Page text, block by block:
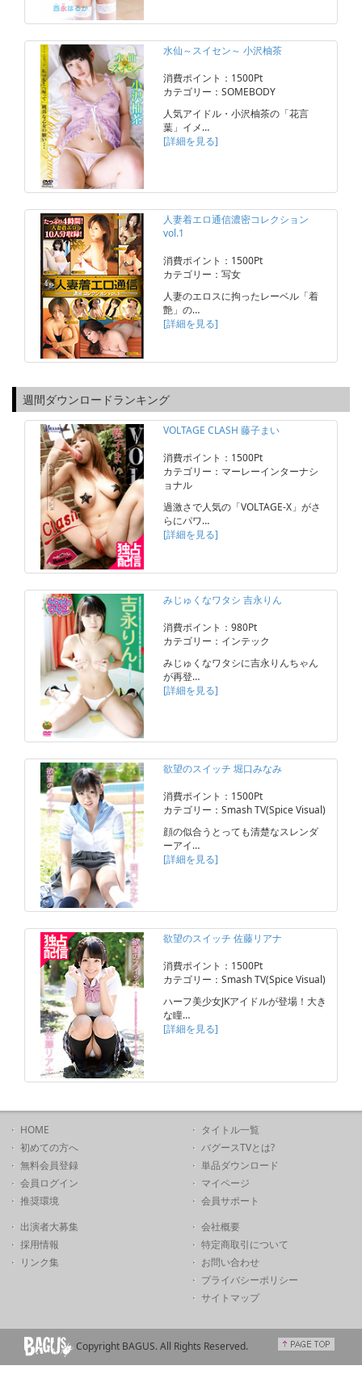
水仙～スイセン～ 小沢柚茶
消費ポイント：1500Pt
カテゴリー：SOMEBODY
人気アイドル・小沢柚茶の「花言
葉」イメ…
[詳細を見る]
人妻着エロ通信濃密コレクション
vol.1
消費ポイント：1500Pt
カテゴリー：写女
人妻のエロスに拘ったレーベル「着
艶」の…
[詳細を見る]
週間ダウンロードランキング
VOLTAGE CLASH 藤子まい
消費ポイント：1500Pt
カテゴリー：マーレーインターナシ
ョナル
過激さで人気の「VOLTAGE-X」がさ
らにパワ…
[詳細を見る]
みじゅくなワタシ 吉永りん
消費ポイント：980Pt
カテゴリー：インテック
みじゅくなワタシに吉永りんちゃん
が再登…
[詳細を見る]
欲望のスイッチ 堀口みなみ
消費ポイント：1500Pt
カテゴリー：Smash TV(Spice Visual)
顔の似合うとっても清楚なスレンダ
ーアイ…
[詳細を見る]
欲望のスイッチ 佐藤リアナ
消費ポイント：1500Pt
カテゴリー：Smash TV(Spice Visual)
ハーフ美少女JKアイドルが登場！大き
な瞳…
[詳細を見る]
HOME
初めての方へ
無料会員登録
会員ログイン
推奨環境
タイトル一覧
バグースTVとは?
単品ダウンロード
マイページ
会員サポート
出演者大募集
採用情報
リンク集
会社概要
特定商取引について
お問い合わせ
プライバシーポリシー
サイトマップ
Copyright BAGUS. All Rights Reserved.